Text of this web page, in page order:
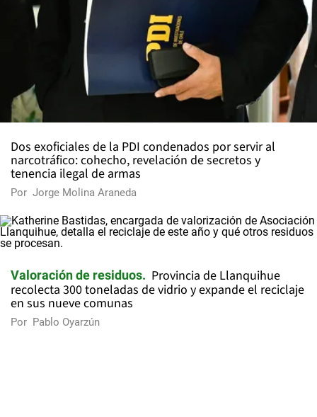
Dos exoficiales de la PDI condenados por servir al
narcotráfico: cohecho, revelación de secretos y
tenencia ilegal de armas
Por Jorge Molina Araneda
Valoración de residuos
Provincia de Llanquihue
recolecta 300 toneladas de vidrio y expande el reciclaje
en sus nueve comunas
Por Pablo Oyarzún